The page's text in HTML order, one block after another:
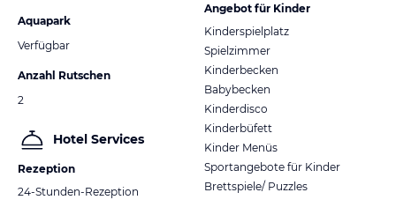
Aquapark
Verfügbar
Anzahl Rutschen
2
Hotel Services
Rezeption
24-Stunden-Rezeption
Angebot für Kinder
Kinderspielplatz
Spielzimmer
Kinderbecken
Babybecken
Kinderdisco
Kinderbüfett
Kinder Menüs
Sportangebote für Kinder
Brettspiele/ Puzzles